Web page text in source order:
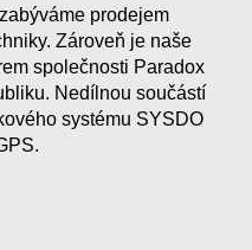
prodejem
Zároveň je naše
společnosti Paradox
Nedílnou součástí
systému SYSDO